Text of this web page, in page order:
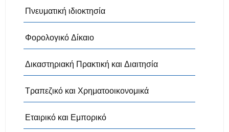
Πνευματική ιδιοκτησία
Φορολογικό Δίκαιο
Δικαστηριακή Πρακτική και Διαιτησία
Τραπεζικό και Χρηματοοικονομικά
Εταιρικό και Εμπορικό